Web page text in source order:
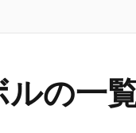
の一